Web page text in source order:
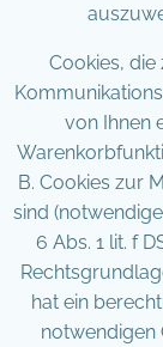
Cookies,
von Ihnen
B. Cookies zur
sind
6 Abs. 1 lit. f
hat ein
notwendigen